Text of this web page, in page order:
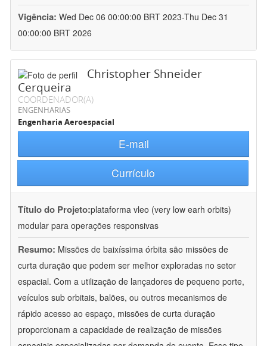
Vigência: Wed Dec 06 00:00:00 BRT 2023-Thu Dec 31
00:00:00 BRT 2026
Christopher Shneider
Cerqueira
COORDENADOR(A)
ENGENHARIAS
Engenharia Aeroespacial
E-mail
Currículo
Título do Projeto:plataforma vleo (very low earh orbits)
modular para operações responsivas
Resumo: Missões de baixíssima órbita são missões de
curta duração que podem ser melhor exploradas no setor
espacial. Com a utilização de lançadores de pequeno porte,
veículos sub orbitais, balões, ou outros mecanismos de
rápido acesso ao espaço, missões de curta duração
proporcionam a capacidade de realização de missões